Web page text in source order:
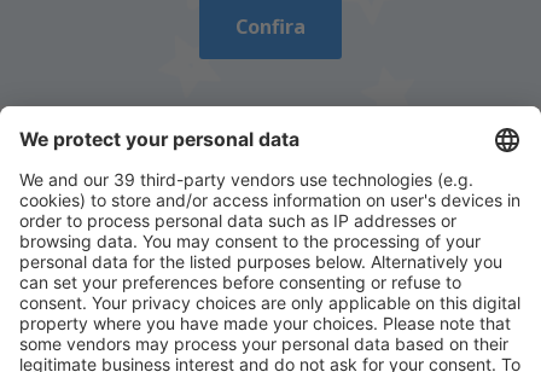
Confira
Descarregue a nossa appe planeie
convenientemente as suas viagens